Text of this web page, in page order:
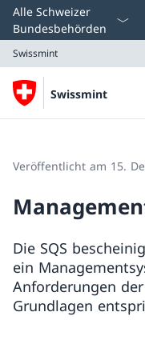
Alle Schweizer
Bundesbehörden
Swissmint
Swissmint
Veröffentlicht am 15.
Die SQS
ein
Anforderungen
Grundlagen